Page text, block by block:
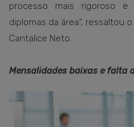
processo mais rigoroso
diplomas da área”, ressaltou
Cantalice Neto.
Mensalidades baixas e falta